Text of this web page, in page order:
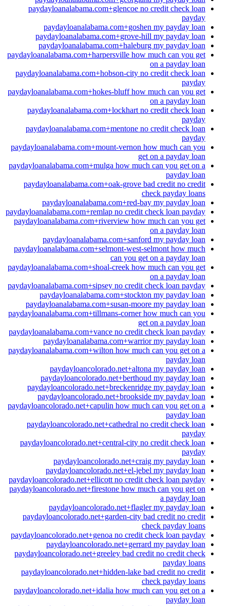
paydayloanalabama.com+glencoe no credit check loan
payday
paydayloanalabama.com+goshen my payday loan
paydayloanalabama.com+grove-hill my payday loan
paydayloanalabama.com+haleburg my payday loan
paydayloanalabama.com+harpersville how much can you get
on a payday loan
paydayloanalabama.com+hobson-city no credit check loan
payday
paydayloanalabama.com+hokes-bluff how much can you get
on a payday loan
paydayloanalabama.com+lockhart no credit check loan
payday
paydayloanalabama.com+mentone no credit check loan
payday
paydayloanalabama.com+mount-vernon how much can you
get on a payday loan
paydayloanalabama.com+mulga how much can you get on a
payday loan
paydayloanalabama.com+oak-grove bad credit no credit
check payday loans
paydayloanalabama.com+red-bay my payday loan
paydayloanalabama.com+remlap no credit check loan payday
paydayloanalabama.com+riverview how much can you get
on a payday loan
paydayloanalabama.com+sanford my payday loan
paydayloanalabama.com+selmont-west-selmont how much
can you get on a payday loan
paydayloanalabama.com+shoal-creek how much can you get
on a payday loan
paydayloanalabama.com+sipsey no credit check loan payday
paydayloanalabama.com+stockton my payday loan
paydayloanalabama.com+susan-moore my payday loan
paydayloanalabama.com+tillmans-corner how much can you
get on a payday loan
paydayloanalabama.com+vance no credit check loan payday
paydayloanalabama.com+warrior my payday loan
paydayloanalabama.com+wilton how much can you get on a
payday loan
paydayloancolorado.net+altona my payday loan
paydayloancolorado.net+berthoud my payday loan
paydayloancolorado.net+breckenridge my payday loan
paydayloancolorado.net+brookside my payday loan
paydayloancolorado.net+capulin how much can you get on a
payday loan
paydayloancolorado.net+cathedral no credit check loan
payday
paydayloancolorado.net+central-city no credit check loan
payday
paydayloancolorado.net+craig my payday loan
paydayloancolorado.net+el-jebel my payday loan
paydayloancolorado.net+ellicott no credit check loan payday
paydayloancolorado.net+firestone how much can you get on
a payday loan
paydayloancolorado.net+flagler my payday loan
paydayloancolorado.net+garden-city bad credit no credit
check payday loans
paydayloancolorado.net+genoa no credit check loan payday
paydayloancolorado.net+gerrard my payday loan
paydayloancolorado.net+greeley bad credit no credit check
payday loans
paydayloancolorado.net+hidden-lake bad credit no credit
check payday loans
paydayloancolorado.net+idalia how much can you get on a
payday loan